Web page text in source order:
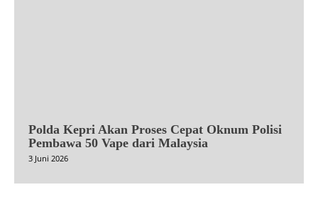
Polda Kepri Akan Proses Cepat Oknum Polisi
Pembawa 50 Vape dari Malaysia
3 Juni 2026